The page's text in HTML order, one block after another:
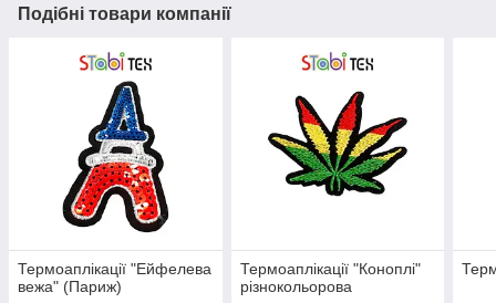
Подібні товари компанії
Термоаплікації "Ейфелева
вежа" (Париж)
Термоаплікації "Коноплі"
різнокольорова